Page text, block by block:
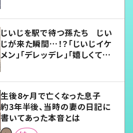
じいじを駅で待つ孫たち じい
じが来た瞬間…！？「じいじイケ
メン」「デレッデレ」「嬉しくて可
生後8ヶ月で亡くなった息子
約3年半後、当時の妻の日記に
書いてあった本音とは